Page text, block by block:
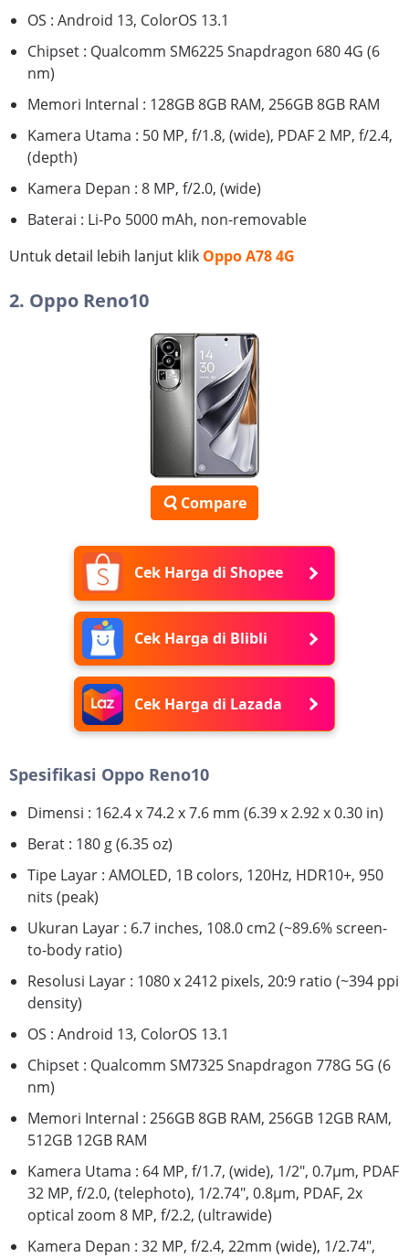
OS : Android 13, ColorOS 13.1
Chipset : Qualcomm SM6225 Snapdragon 680 4G (6
nm)
Memori Internal : 128GB 8GB RAM, 256GB 8GB RAM
Kamera Utama : 50 MP, f/1.8, (wide), PDAF 2 MP, f/2.4,
(depth)
Kamera Depan : 8 MP, f/2.0, (wide)
Baterai : Li-Po 5000 mAh, non-removable
Untuk detail lebih lanjut klik Oppo A78 4G
2. Oppo Reno10
Compare
Cek Harga di Shopee
Cek Harga di Blibli
Cek Harga di Lazada
Spesifikasi Oppo Reno10
Dimensi : 162.4 x 74.2 x 7.6 mm (6.39 x 2.92 x 0.30 in)
Berat : 180 g (6.35 oz)
Tipe Layar : AMOLED, 1B colors, 120Hz, HDR10+, 950
nits (peak)
Ukuran Layar : 6.7 inches, 108.0 cm2 (~89.6% screen-
to-body ratio)
Resolusi Layar : 1080 x 2412 pixels, 20:9 ratio (~394 ppi
density)
OS : Android 13, ColorOS 13.1
Chipset : Qualcomm SM7325 Snapdragon 778G 5G (6
nm)
Memori Internal : 256GB 8GB RAM, 256GB 12GB RAM,
512GB 12GB RAM
Kamera Utama : 64 MP, f/1.7, (wide), 1/2", 0.7µm, PDAF
32 MP, f/2.0, (telephoto), 1/2.74", 0.8µm, PDAF, 2x
optical zoom 8 MP, f/2.2, (ultrawide)
Kamera Depan : 32 MP, f/2.4, 22mm (wide), 1/2.74",